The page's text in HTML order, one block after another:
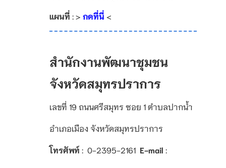
แผนที่ : > กดที่นี่ <
สำนักงานพัฒนาชุมชน
จังหวัดสมุทรปราการ
เลขที่ 19 ถนนศรีสมุทร ซอย 1 ตำบลปากน้ำ
อำเภอเมือง จังหวัดสมุทรปราการ
โทรศัพท์: 0-2395-2161 E-mail :